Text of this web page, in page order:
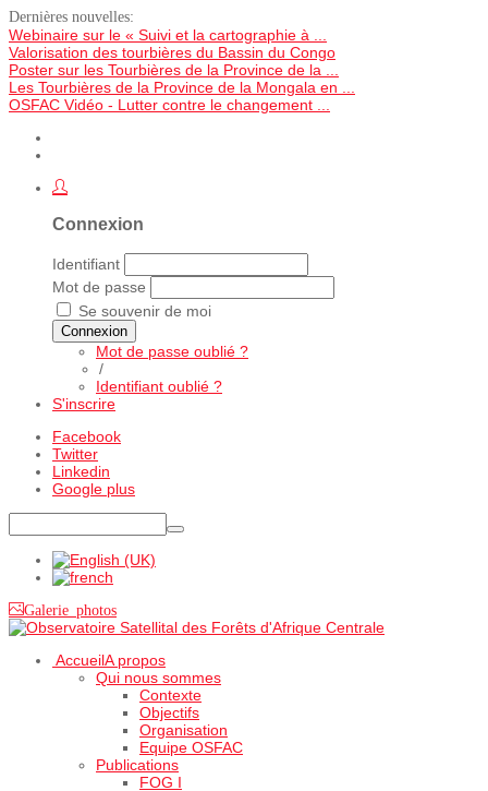
Dernières nouvelles:
Webinaire sur le « Suivi et la cartographie à ...
Valorisation des tourbières du Bassin du Congo
Poster sur les Tourbières de la Province de la ...
Les Tourbières de la Province de la Mongala en ...
OSFAC Vidéo - Lutter contre le changement ...
Connexion
Identifiant
Mot de passe
Se souvenir de moi
Connexion
Mot de passe oublié ?
/
Identifiant oublié ?
S'inscrire
Facebook
Twitter
Linkedin
Google plus
Galerie photos
AccueilA propos
Qui nous sommes
Contexte
Objectifs
Organisation
Equipe OSFAC
Publications
FOG I